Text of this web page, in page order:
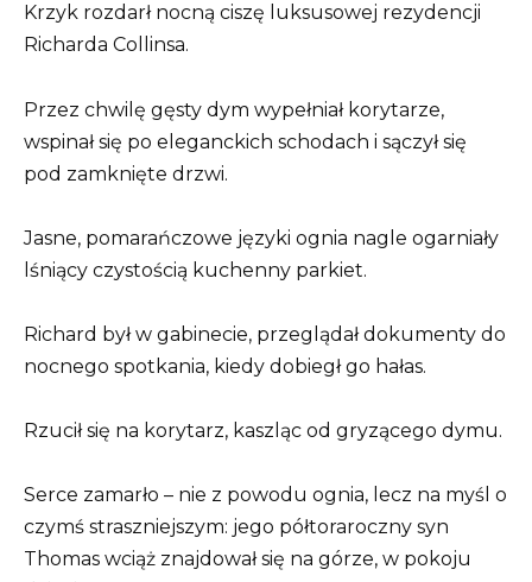
Krzyk rozdarł nocną ciszę luksusowej rezydencji
Richarda Collinsa.
Przez chwilę gęsty dym wypełniał korytarze,
wspinał się po eleganckich schodach i sączył się
pod zamknięte drzwi.
Jasne, pomarańczowe języki ognia nagle ogarniały
lśniący czystością kuchenny parkiet.
Richard był w gabinecie, przeglądał dokumenty do
nocnego spotkania, kiedy dobiegł go hałas.
Rzucił się na korytarz, kaszląc od gryzącego dymu.
Serce zamarło – nie z powodu ognia, lecz na myśl o
czymś straszniejszym: jego półtoraroczny syn
Thomas wciąż znajdował się na górze, w pokoju